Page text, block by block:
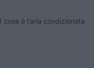
cosa è l'aria condizionata